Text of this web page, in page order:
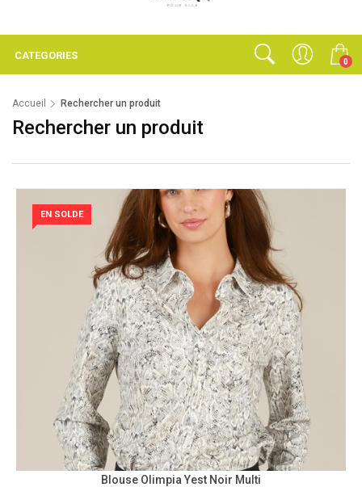
0
CATEGORIES
Accueil Rechercher un produit
Rechercher un produit
EN SOLDE
Blouse Olimpia Yest Noir Multi